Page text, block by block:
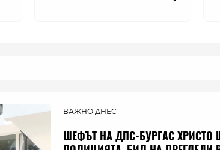
ВАЖНО ДНЕС
ШЕФЪТ НА ДПС-БУРГАС ХРИСТО